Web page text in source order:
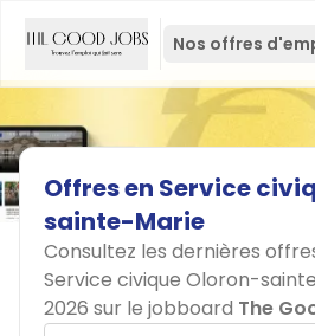
Nos offres
Offresen Service
sainte-Marie
Consultez les dernières
Service civique Oloron-
2026 sur le jobboard The
Rechercher par job, mot-clé